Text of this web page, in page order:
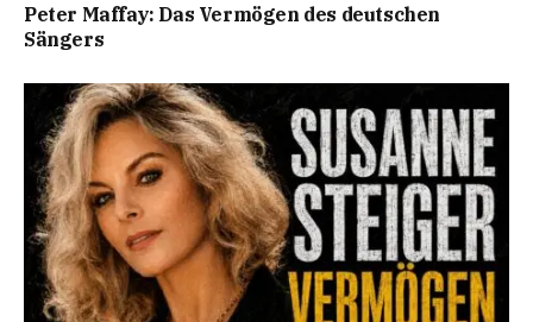
Peter Maffay: Das Vermögen des deutschen
Sängers